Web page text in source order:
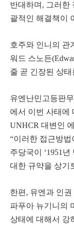
반대하며, 그러한
괄적인 해결책이
호주와 인니의 관
워드 스노든
줄 곧 긴장된 상
유엔난민고등판
에서 이번 사태에
UNHCR 대변인
“이러한 접근방
주당국이 ‘1951
대한 규약을 상기
한편, 유엔과 인
파푸아 뉴기니의
상태에 대해서 강